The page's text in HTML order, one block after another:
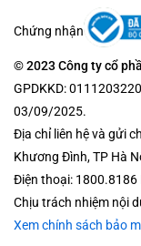
Chứng nhận
© 2023 Công ty cổ
GPDKKD:
03/09/2025.
Địa chỉ liên hệ và gửi
Khương Đình, TP Hà
Điện thoại: 1800.8186
Chịu trách nhiệm nội
Xem chính sách bảo